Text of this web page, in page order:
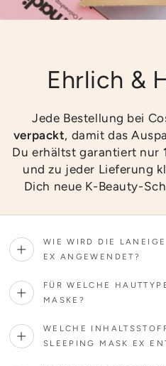
Ehrlich &
Jede Bestellung bei
verpackt, damit das
Du erhältst garantiert nur
und zu jeder Lieferung
Dich neue K-Beauty-
WIE WIRD DIE
EX ANGEWENDET?
FÜR WELCHE
MASKE?
WELCHE
SLEEPING MASK EX